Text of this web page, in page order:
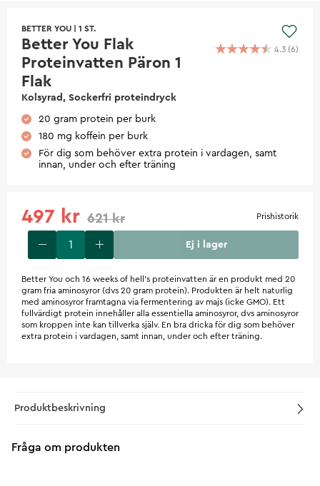
BETTER YOU 1 ST.
Better You Flak
Proteinvatten Päron 1
Flak
Kolsyrad, Sockerfri proteindryck
4.3 (6)
20 gram protein per burk
180 mg koffein per burk
För dig som behöver extra protein i vardagen, samt
innan, under och efter träning
497 kr 621 kr Prishistorik
Ej i lager
Better You och 16 weeks of hell’s proteinvatten är en produkt med 20
gram fria aminosyror (dvs 20 gram protein). Produkten är helt naturlig
med aminosyror framtagna via fermentering av majs (icke GMO). Ett
fullvärdigt protein innehåller alla essentiella aminosyror, dvs aminosyror
som kroppen inte kan tillverka själv. En bra dricka för dig som behöver
extra protein i vardagen, samt innan, under och efter träning.
Produktbeskrivning
Fråga om produkten